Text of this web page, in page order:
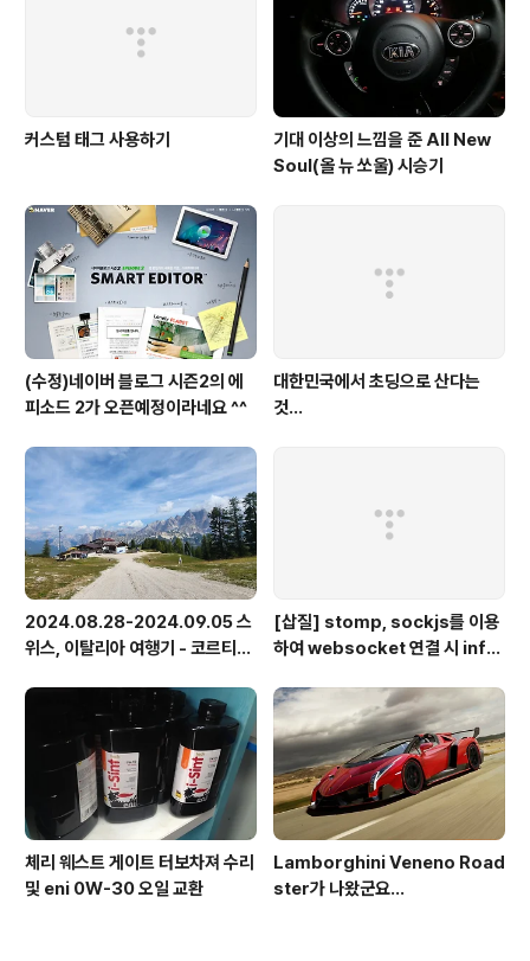
커스텀 태그 사용하기
기대 이상의 느낌을 준 All New
Soul(올 뉴 쏘울) 시승기
(수정)네이버 블로그 시즌2의 에
피소드 2가 오픈예정이라네요 ^^
대한민국에서 초딩으로 산다는
것...
2024.08.28-2024.09.05 스
위스, 이탈리아 여행기 - 코르티나
스
[삽질] stomp, sockjs를 이용
하여 websocket 연결 시 info
체리 웨스트 게이트 터보차져 수리
및 eni 0W-30 오일 교환
Lamborghini Veneno Road
ster가 나왔군요...